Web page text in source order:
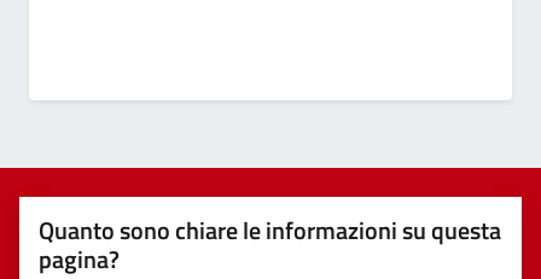
Quanto sono chiare le informazioni su questa
pagina?